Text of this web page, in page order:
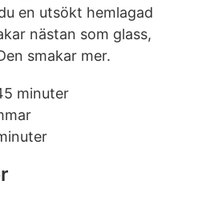
en utsökt hemlagad
nästan som glass,
smakar mer.
minuter